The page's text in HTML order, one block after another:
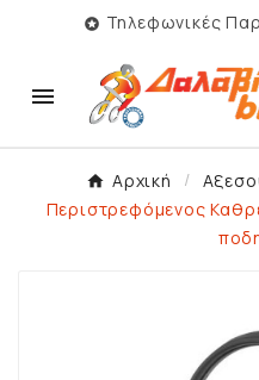
 Τηλεφωνικές

Αρχική
Περιστρεφόμενος